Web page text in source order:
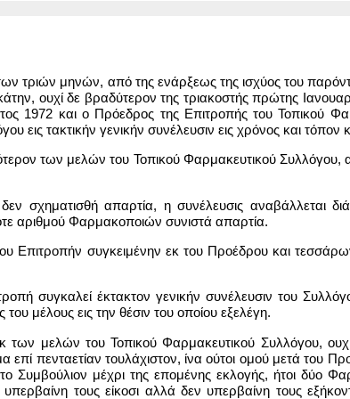
τριών μηνών, από της ενάρξεως της ισχύος του
ουχί δε βραδύτερον της τριακοστής πρώτης
1972 και ο Πρόεδρος της Επιτροπής του Τοπικού
εις τακτικήν γενικήν συνέλευσιν εις χρόνος και τόπον
των μελών του Τοπικού Φαρμακευτικού Συλλόγου,
σχηματισθή απαρτία, η συνέλευσις αναβάλλεται
αριθμού Φαρμακοποιών συνιστά απαρτία.
Επιτροπήν συγκειμένην εκ του Προέδρου και
συγκαλεί έκτακτον γενικήν συνέλευσιν του
μέλους εις την θέσιν του οποίου εξελέγη.
των μελών του Τοπικού Φαρμακευτικού Συλλόγου,
πενταετίαν τουλάχιστον, ίνα ούτοι ομού μετά του
Συμβούλιον μέχρι της επομένης εκλογής, ήτοι δύο
τους είκοσι αλλά δεν υπερβαίνη τους